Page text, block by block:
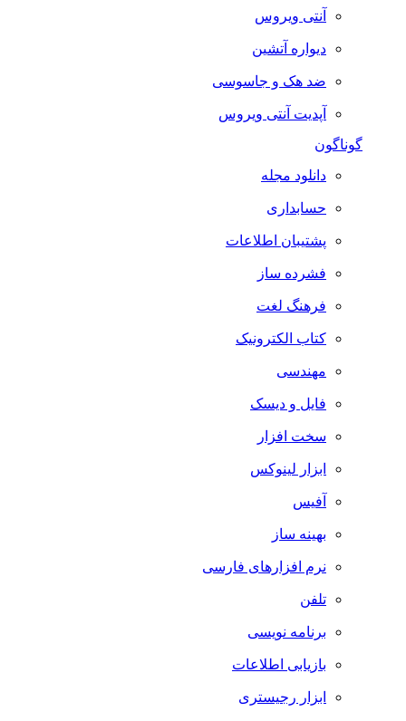
آنتی ویروس
دیواره آتشین
ضد هک و جاسوسی
آپدیت آنتی ویروس
گوناگون
دانلود مجله
حسابداری
پشتیبان اطلاعات
فشرده ساز
فرهنگ لغت
کتاب الکترونیک
مهندسی
فایل و دیسک
سخت افزار
ابزار لینوکس
آفیس
بهینه ساز
نرم افزارهای فارسی
تلفن
برنامه نویسی
بازیابی اطلاعات
ابزار رجیستری